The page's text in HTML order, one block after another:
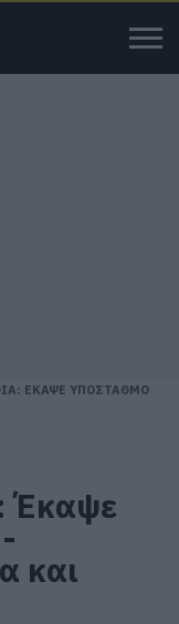
ΕΚΑΨΕ ΥΠΟΣΤΑΘΜΟ
Έκαψε
και